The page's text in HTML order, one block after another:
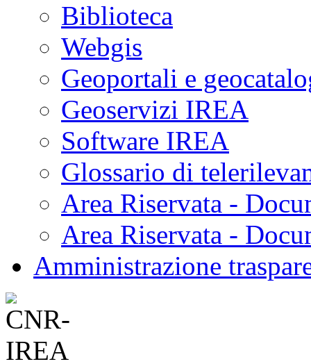
Biblioteca
Webgis
Geoportali e
Geoservizi IREA
Software IREA
Glossario di
Area Riservata -
Area Riservata -
Amministrazione